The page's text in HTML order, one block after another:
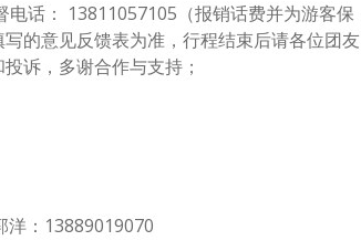
话： 13811057105（报销话费并为游客保
的意见反馈表为准，行程结束后请各位团友
诉，多谢合作与支持；
洋：13889019070